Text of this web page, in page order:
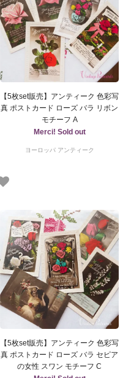
【5枚set販売】アンティーク 色彩写
真 ポストカード ローズ バラ リボン
モチーフ A
Merci! Sold out
ヨーロッパ アンティーク
【5枚set販売】アンティーク 色彩写
真 ポストカード ローズ バラ セピア
の女性 スワン モチーフ C